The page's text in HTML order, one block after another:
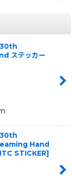
ステッカー
Hand
STICKER]